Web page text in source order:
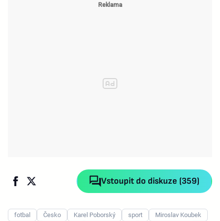
Vstoupit do diskuze (359)
fotbal Česko Karel Poborský sport
Miroslav Koubek